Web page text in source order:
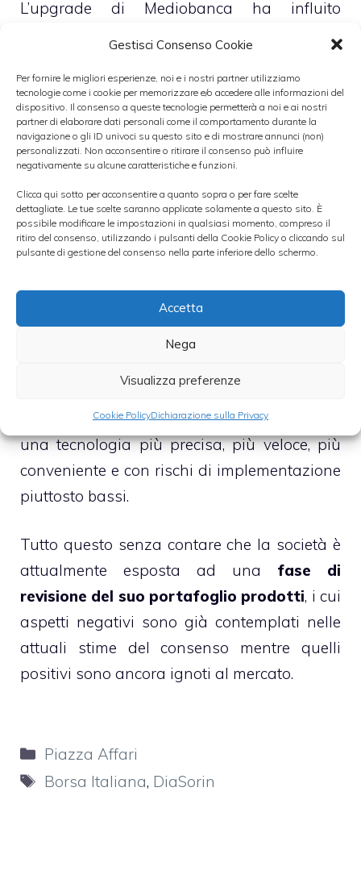
Gestisci Consenso Cookie
Per fornire le migliori esperienze, noi e i nostri partner utilizziamo
tecnologie come i cookie per memorizzare e/o accedere alle informazioni del
dispositivo. Il consenso a queste tecnologie permetterà a noi e ai nostri
partner di elaborare dati personali come il comportamento durante la
navigazione o gli ID univoci su questo sito e di mostrare annunci (non)
personalizzati. Non acconsentire o ritirare il consenso può influire
negativamente su alcune caratteristiche e funzioni.
Clicca qui sotto per acconsentire a quanto sopra o per fare scelte
dettagliate. Le tue scelte saranno applicate solamente a questo sito. È
possibile modificare le impostazioni in qualsiasi momento, compreso il
ritiro del consenso, utilizzando i pulsanti della Cookie Policy o cliccando sul
pulsante di gestione del consenso nella parte inferiore dello schermo.
Accetta
Nega
Visualizza preferenze
Cookie PolicyDichiarazione sulla Privacy
L’upgrade di Mediobanca ha influito
positivamente sull’andamento del titolo in
rialzo di oltre un punto percentuale a
26,85 euro, in controtendenza rispetto ai
principali indici azionari del listino milanese.
Gli esperti, pur rimanendo in attesa dei
dettagli riguardanti lastrategia nel
segmento della diagnostica molecolare
che verrà resa nota il 10 ottobre prossimo,
ritengono che lo scetticismo manifestato
dagli investitori sia del tutto infondato,
soprattutto in considerazione del fatto che
di un mese dal gruppo sarà senza dubbio
una strategia di nicchia e avente ad oggetto
una tecnologia più precisa, più veloce, più
conveniente e con rischi di implementazione
piuttosto bassi.
Tutto questo senza contare che la società è
attualmente esposta ad una fase di
revisione del suo portafoglio prodotti, i cui
aspetti negativi sono già contemplati nelle
attuali stime del consenso mentre quelli
positivi sono ancora ignoti al mercato.
Categorie
Piazza Affari
Tag
Borsa Italiana, DiaSorin